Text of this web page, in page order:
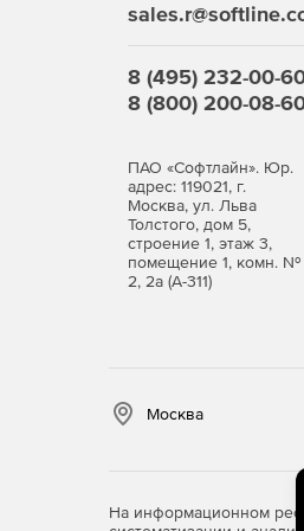
8 (495) 232-00-
8 (800) 200-08-
ПАО «Софтлайн». Юр.
адрес: 119021, г.
Москва, ул. Льва
Толстого, дом 5,
строение 1, этаж 3,
помещение 1, комн. №
2, 2а (А-311)
Москва
На информационном